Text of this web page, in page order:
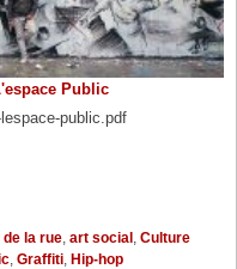
Public
public.pdf
la rue art social Culture
Graffiti Hip-hop